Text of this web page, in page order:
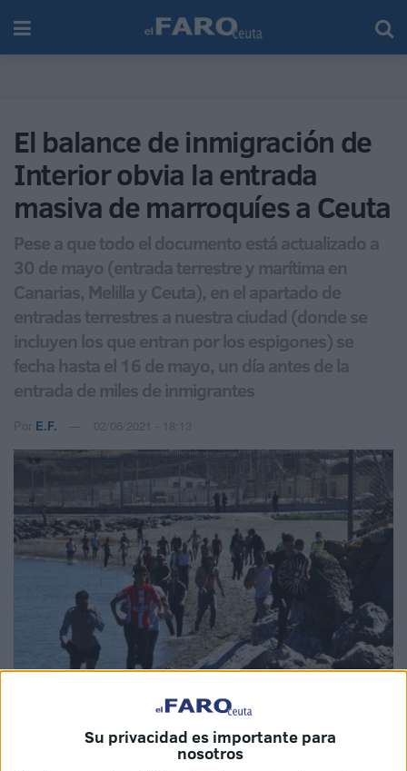
Su privacidad es importante para
nosotros
El balance de inmigración de
Interior obvia la entrada
masiva de marroquíes a Ceuta
Pese a que todo el documento está actualizado a
30 de mayo (entrada terrestre y marítima en
Canarias, Melilla y Ceuta), en el apartado de
entradas terrestres a nuestra ciudad (donde se
incluyen los que entran por los espigones) se
fecha hasta el 16 de mayo, un día antes de la
entrada de miles de inmigrantes
Por E.F. 02/06/2021 - 18:13